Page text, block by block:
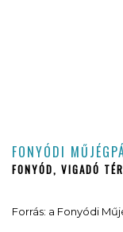
FONYÓDI
FONYÓD, VIGADÓ TÉR
Forrás: a Fonyódi